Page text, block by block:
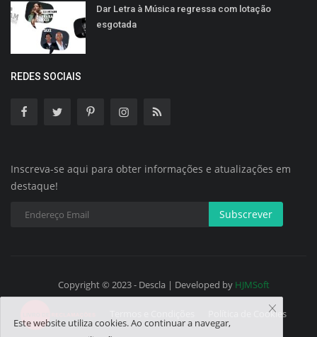
Dar Letra à Música regressa com lotação
esgotada
REDES SOCIAIS
Inscreva-se aqui para obter informações e atualizações em
destaque!
Subscrever
Copyright © 2023 - Descla | Developed by HJMSoft
Política de Cookies
Este website utiliza cookies. Ao continuar a navegar,